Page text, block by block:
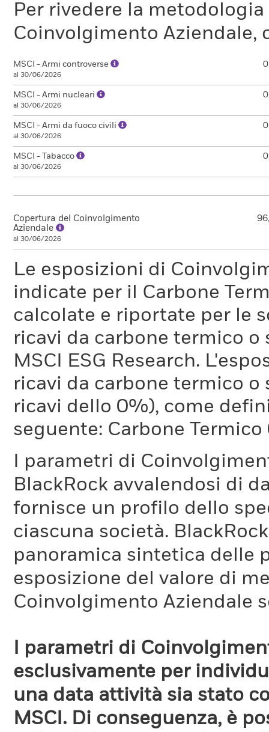
Per rivedere la
Coinvolgimento Aziendale,
MSCI - Armi controverse
al 30/06/2026
MSCI - Armi nucleari
al 30/06/2026
MSCI - Armi da fuoco civili
al 30/06/2026
MSCI - Tabacco
al 30/06/2026
Copertura del Coinvolgimento
Aziendale
al 30/06/2026
Le esposizioni di
indicate per il Carbone
calcolate e riportate per le
ricavi da carbone termico
MSCI ESG Research.
ricavi da carbone termico
ricavi dello 0%), come
seguente: Carbone
I parametri di
BlackRock avvalendosi di
fornisce un profilo dello
ciascuna società.
panoramica sintetica delle
esposizione del valore di
Coinvolgimento Aziendale
I parametri di
esclusivamente per
una data attività sia stato
MSCI. Di conseguenza, è